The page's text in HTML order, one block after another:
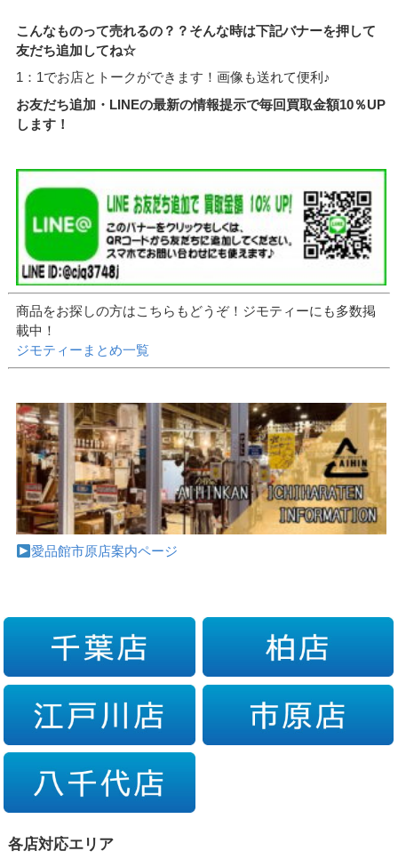
こんなものって売れるの？？そんな時は下記バナーを押して
友だち追加してね☆
1：1でお店とトークができます！画像も送れて便利♪
お友だち追加・LINEの最新の情報提示で毎回買取金額10％UP
します！
商品をお探しの方はこちらもどうぞ！ジモティーにも多数掲
載中！
ジモティーまとめ一覧
愛品館市原店案内ページ
各店対応エリア